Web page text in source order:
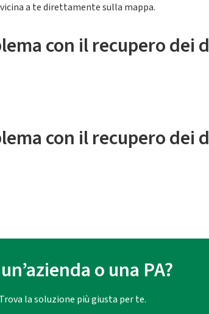
a te direttamente sulla mappa.
con il recupero dei
con il recupero dei
o una PA?
Trova la soluzione più giusta per te.